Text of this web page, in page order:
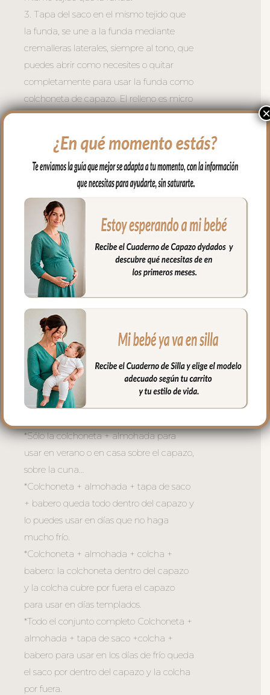
3. Tapa del saco en el mismo tejido que
la funda, se une a la funda mediante
cremalleras laterales, siempre al tono, que
puedes abrir como necesites o quitar
completamente para usar la funda como
colchoneta de capazo. El relleno es micro
fibra hueca para mayor confort del bebé
La funda y la tapa del saco quedan
dentro del capazo.
4. Colcha que va por encima del capazo,
cubriendo la parte de arriba del capazo y
los bordes en lateral, es una colcha con
cinturón para que se ajuste mejor. En
tejido polipiel con jaretas en con puntilla
en todo el borde; una polipiel muy suave
y agradable.
5. Babero o embozo va por encima de la
colcha siempre, en tejido piqué con
bordado de topitos y puntilla en todo el
borde.
6. Todas las piezas son independientes
para usar todo el conjunto completo o
como necesites dependiendo del
*Sólo la colchoneta + almohada para
usar en verano o en casa sobre el capazo,
sobre la cuna…
*Colchoneta + almohada + tapa de saco
+ babero queda todo dentro del capazo y
lo puedes usar en días que no haga
mucho frío.
*Colchoneta + almohada + colcha +
babero: la colchoneta dentro del capazo
y la colcha cubre por fuera el capazo
para usar en días templados.
*Todo el conjunto completo Colchoneta +
almohada + tapa de saco +colcha +
babero para usar en los días de frío queda
el saco por dentro del capazo y la colcha
por fuera.
×